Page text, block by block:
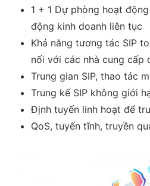
1 + 1 Dự phòng hoạt
động kinh doanh liên tục
Khả năng tương tác SIP
nối với các nhà cung cấp
Trung gian SIP, thao tác
Trung kế SIP không giới
Định tuyến linh hoạt để
QoS, tuyến tĩnh, truyền